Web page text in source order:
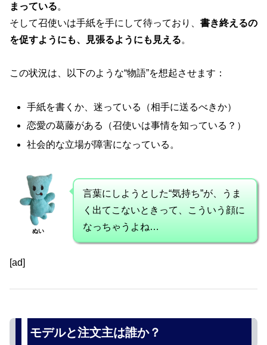
まっている。
そして召使いは手紙を手にして待っており、 書き終えるの
を促すようにも、見張るようにも見える。
この状況は、以下のような“物語”を想起させます：
手紙を書くか、迷っている（相手に送るべきか）
恋愛の葛藤がある（召使いは事情を知っている？）
社会的な立場が障害になっている。
ぬい
言葉にしようとした“気持ち”が、うま
く出てこないときって、こういう顔に
なっちゃうよね…
[ad]
モデルと注文主は誰か？